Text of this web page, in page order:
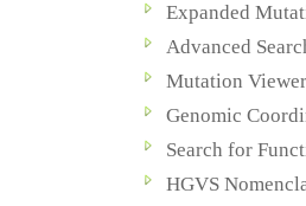
Expanded
Advanced
Mutation
Genomic
Search for
HGVS